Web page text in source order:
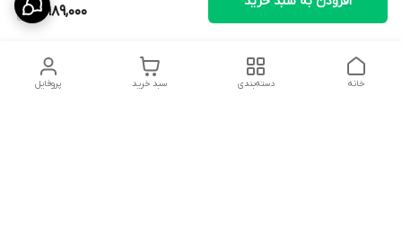
2,989,000
پروفایل سبد خرید دسته‌بندی خانه